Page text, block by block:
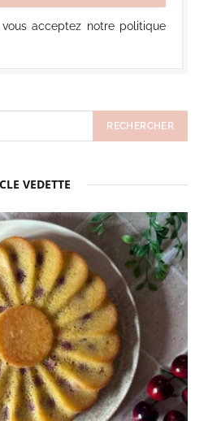
acceptez notre politique
VEDETTE